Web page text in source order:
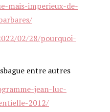
mais-imperieux-de-
02/28/pourquoi-
entre autres
jean-luc-
2012/